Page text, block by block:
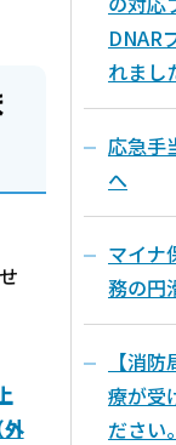
外
DNAR
れまし
応急手
へ
マイナ
務の円
【消
療が受
ださい。